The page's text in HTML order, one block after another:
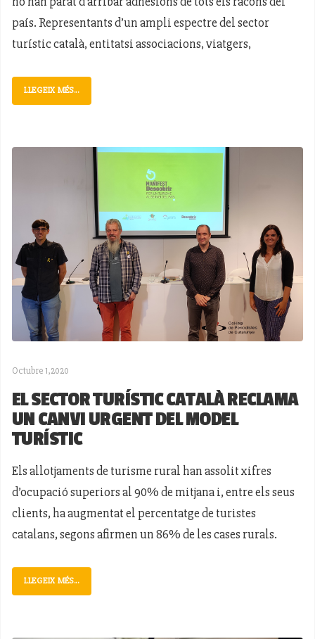
país. Representants d’un ampli espectre del sector
turístic català, entitatsi associacions, viatgers,
LLEGEIX MÉS...
Octubre 1,2020
EL SECTOR TURÍSTIC CATALÀ RECLAMA
UN CANVI URGENT DEL MODEL
TURÍSTIC
Els allotjaments de turisme rural han assolit xifres
d’ocupació superiors al 90% de mitjana i, entre els seus
clients, ha augmentat el percentatge de turistes
catalans, segons afirmen un 86% de les cases rurals.
LLEGEIX MÉS...